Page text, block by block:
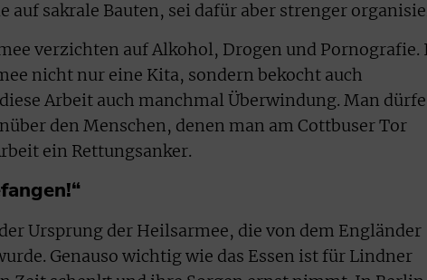
auf sakrale Bauten, sei dafür aber strenger
verzichten auf Alkohol, Drogen und Pornografie.
nicht nur eine Kita, sondern bekocht auch
Arbeit auch manchmal Überwindung. Man dürfe
den Menschen, denen man am Cottbuser Tor
ein Rettungsanker.
Ursprung der Heilsarmee, die von dem Engländer
Genauso wichtig wie das Essen ist für Lindner